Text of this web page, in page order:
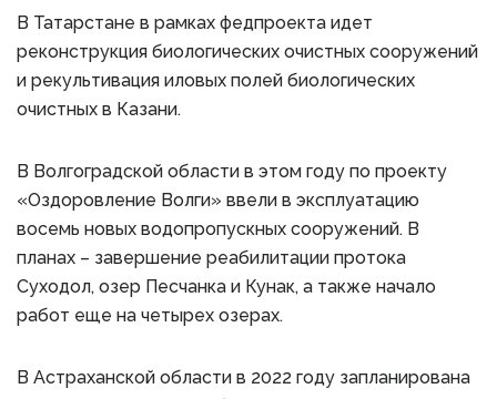
В Татарстане в рамках федпроекта идет
реконструкция биологических очистных сооружений
и рекультивация иловых полей биологических
очистных в Казани.
В Волгоградской области в этом году по проекту
«Оздоровление Волги» ввели в эксплуатацию
восемь новых водопропускных сооружений. В
планах – завершение реабилитации протока
Суходол, озер Песчанка и Кунак, а также начало
работ еще на четырех озерах.
В Астраханской области в 2022 году запланирована